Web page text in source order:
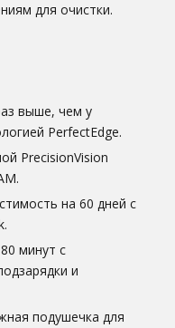
для очистки.
выше, чем у
PerfectEdge.
PrecisionVision
на 60 дней с
минут с
и
подушечка для